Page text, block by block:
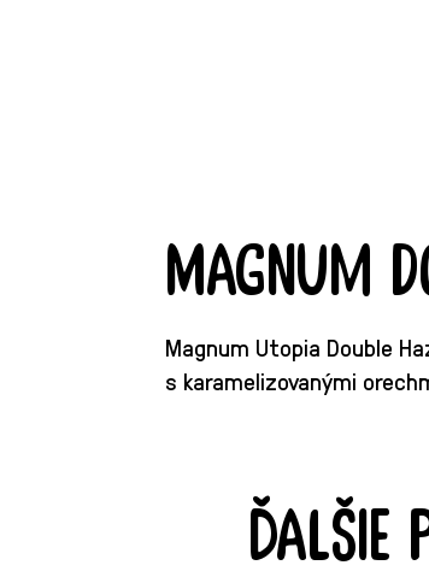
Magnum
Magnum Utopia Double
s karamelizovanými
Ďalšie